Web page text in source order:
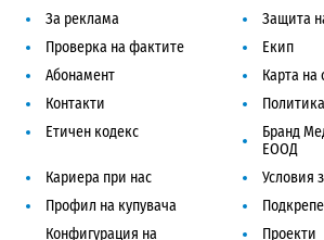
За реклама
Защита
Проверка на фактите
Екип
Абонамент
Карта на
Контакти
Етичен кодекс
Бранд
ЕООД
Кариера при нас
Условия
Профил на купувача
Конфигурация на
Проекти